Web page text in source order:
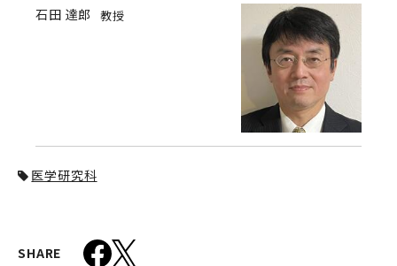
石田 達郎 教授
医学研究科
SHARE